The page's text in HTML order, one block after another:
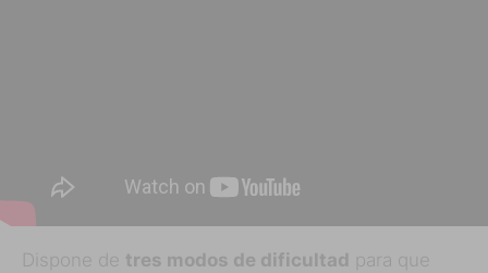
Dispone de tres modos de dificultad
para que